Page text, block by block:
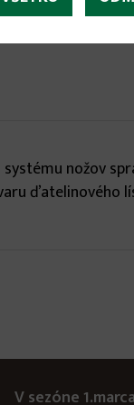
nožov
ďatelinového
V sezóne